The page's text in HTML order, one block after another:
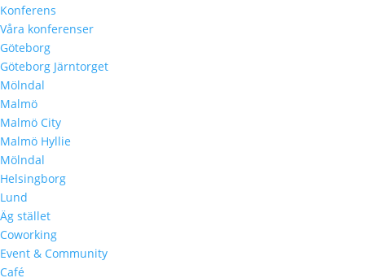
Konferens
Våra konferenser
Göteborg
Göteborg Järntorget
Mölndal
Malmö
Malmö City
Malmö Hyllie
Mölndal
Helsingborg
Lund
Äg stället
Coworking
Event & Community
Café